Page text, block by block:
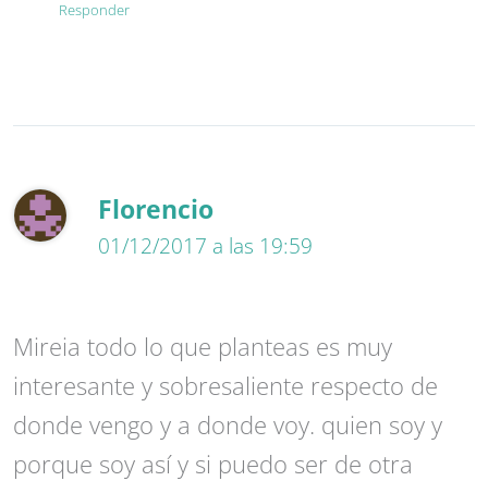
Responder
Florencio
01/12/2017 a las 19:59
Mireia todo lo que planteas es muy
interesante y sobresaliente respecto de
donde vengo y a donde voy. quien soy y
porque soy así y si puedo ser de otra